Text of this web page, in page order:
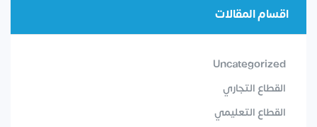
اقسام المقالات
Uncategorized
القطاع التجاري
القطاع التعليمي